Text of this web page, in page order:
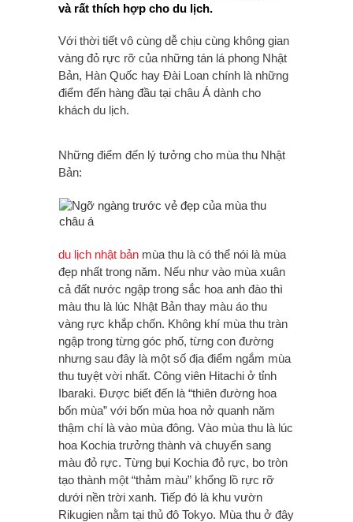
và rất thích hợp cho du lịch.
Với thời tiết vô cùng dễ chịu cùng không gian
vàng đỏ rực rỡ của những tán lá phong Nhật
Bản, Hàn Quốc hay Đài Loan chính là những
điểm đến hàng đầu tại châu Á dành cho
khách du lịch.
Những điểm đến lý tưởng cho mùa thu Nhật
Bản:
du lịch nhật bản mùa thu là có thể nói là mùa
đẹp nhất trong năm. Nếu như vào mùa xuân
cả đất nước ngập trong sắc hoa anh đào thì
màu thu là lúc Nhật Bản thay màu áo thu
vàng rực khắp chốn. Không khí mùa thu tràn
ngập trong từng góc phố, từng con đường
nhưng sau đây là một số địa điểm ngắm mùa
thu tuyệt vời nhất. Công viên Hitachi ở tỉnh
Ibaraki. Được biết đến là “thiên đường hoa
bốn mùa” với bốn mùa hoa nở quanh năm
thậm chí là vào mùa đông. Vào mùa thu là lúc
hoa Kochia trưởng thành và chuyển sang
màu đỏ rực. Từng bụi Kochia đỏ rực, bo tròn
tạo thành một “thảm màu” khổng lồ rực rỡ
dưới nền trời xanh. Tiếp đó là khu vườn
Rikugien nằm tại thủ đô Tokyo. Mùa thu ở đây